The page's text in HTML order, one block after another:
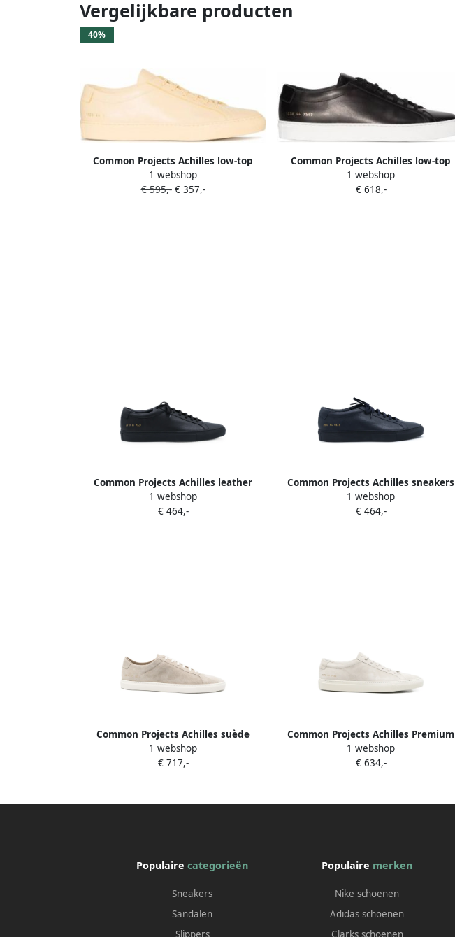
Vergelijkbare producten
40%
Common Projects Achilles low-top
sneakers Geel
1 webshop
€ 595,-€ 357,-
Common Projects Achilles low-top
sneakers Zwart
1 webshop
€ 618,-
Common Projects Achilles leather
sneakers Zwart
1 webshop
€ 464,-
Common Projects Achilles sneakers
Blauw
1 webshop
€ 464,-
Common Projects Achilles suède
sneakers Beige
1 webshop
€ 717,-
Common Projects Achilles Premium
sneakers Beige
1 webshop
€ 634,-
Populairecategorieën
Sneakers
Sandalen
Slippers
Populaire merken
Nike schoenen
Adidas schoenen
Clarks schoenen